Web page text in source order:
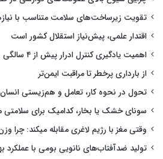
تقویت زیرساخت‌های سلامت متناسب با
اقتدار علمی، پیش‌نیاز استقلال کشور است
اهمیت یادگیری کنترل ادرار پیش از ۴ سالگی
از بارداری پرخطر تا مراقبت ایمن‌تر
تحول در نحوه کار، تعامل و هم‌زیستی انسان
سونای خشک یا بخار، کدامیک برای
وقتی مغز با رژیم لاغری مقابله میکند: چرا
تولید ضدآفتاب‌های نانویی بومی با عملکرد